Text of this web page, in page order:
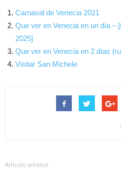
Carnaval de Venecia 2021
Que ver en Venecia en un día –
2025]
Que ver en Venecia en 2 días
Visitar San Michele
Artículo anterior